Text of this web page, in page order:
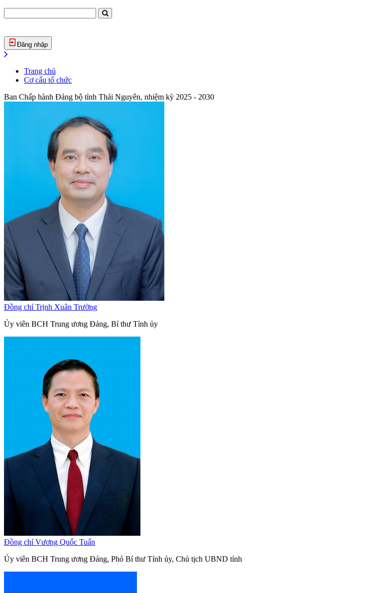
Đăng nhập
Trang chủ
Cơ cấu tổ chức
Ban Chấp hành Đảng bộ tỉnh Thái Nguyên, nhiệm kỳ 2025 - 2030
Đồng chí Trịnh Xuân Trường
Ủy viên BCH Trung ương Đảng, Bí thư Tỉnh ủy
Đồng chí Vương Quốc Tuấn
Ủy viên BCH Trung ương Đảng, Phó Bí thư Tỉnh ủy, Chủ tịch UBND tỉnh